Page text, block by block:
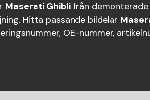
Maserati Ghibli från
Hitta passande bildelar
OE-nummer,